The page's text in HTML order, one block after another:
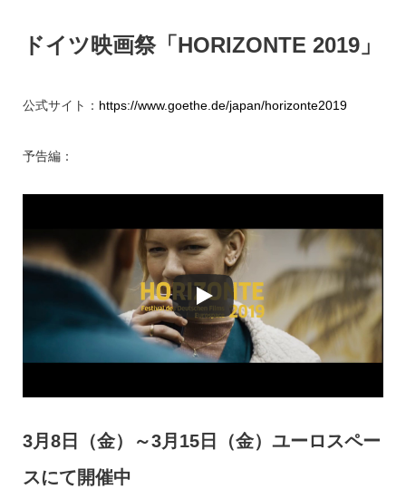
ドイツ映画祭「HORIZONTE 2019」
公式サイト： https://www.goethe.de/japan/horizonte2019
予告編：
3月8日（金）～3月15日（金）ユーロスペー
スにて開催中